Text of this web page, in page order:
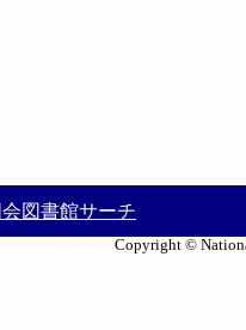
図書館サーチ
Copyright ©